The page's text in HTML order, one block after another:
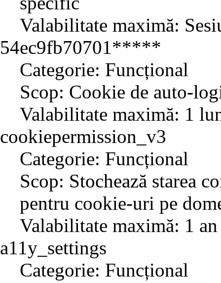
Valabilitate maximă:
54ec9fb70701*****
Categorie: Funcțional
Scop: Cookie de auto-
Valabilitate maximă: 1
cookiepermission_v3
Categorie: Funcțional
Scop: Stochează starea
pentru cookie-uri pe
Valabilitate maximă: 1 an
a11y_settings
Categorie: Funcțional